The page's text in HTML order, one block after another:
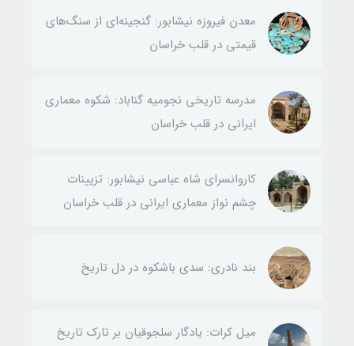
معدن فیروزه نیشابور: گنجینه‌ای از سنگ‌های
قیمتی در قلب خراسان
مدرسه تاریخی نجومیه گناباد: شکوه معماری
ایرانی در قلب خراسان
کاروانسرای شاه عباسی نیشابور: تزیینات
چشم نواز معماری ایرانی در قلب خراسان
بند نادری: سدی باشکوه در دل تاریخ
میل کرات: یادگار سلجوقیان بر تارک تاریخ